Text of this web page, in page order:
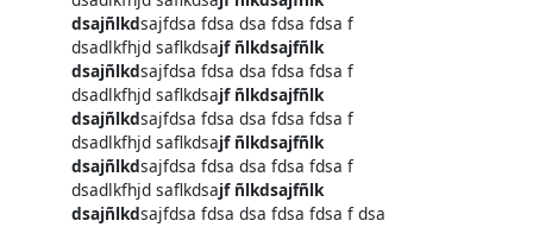
dsajñlkdsajfdsa fdsa dsa fdsa fdsa f
dsadlkfhjd saflkdsajf ñlkdsajfñlk
dsajñlkdsajfdsa fdsa dsa fdsa fdsa f
dsadlkfhjd saflkdsajf ñlkdsajfñlk
dsajñlkdsajfdsa fdsa dsa fdsa fdsa f
dsadlkfhjd saflkdsajf ñlkdsajfñlk
dsajñlkdsajfdsa fdsa dsa fdsa fdsa f
dsadlkfhjd saflkdsajf ñlkdsajfñlk
dsajñlkdsajfdsa fdsa dsa fdsa fdsa f dsa